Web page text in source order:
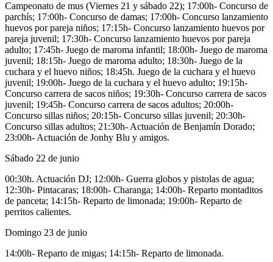
Campeonato de mus (Viernes 21 y sábado 22); 17:00h- Concurso de
parchís; 17:00h- Concurso de damas; 17:00h- Concurso lanzamiento
huevos por pareja niños; 17:15h- Concurso lanzamiento huevos por
pareja juvenil; 17:30h- Concurso lanzamiento huevos por pareja
adulto; 17:45h- Juego de maroma infantil; 18:00h- Juego de maroma
juvenil; 18:15h- Juego de maroma adulto; 18:30h- Juego de la
cuchara y el huevo niños; 18:45h. Juego de la cuchara y el huevo
juvenil; 19:00h- Juego de la cuchara y el huevo adulto; 19:15h-
Concurso carrera de sacos niños; 19:30h- Concurso carrera de sacos
juvenil; 19:45h- Concurso carrera de sacos adultos; 20:00h-
Concurso sillas niños; 20:15h- Concurso sillas juvenil; 20:30h-
Concurso sillas adultos; 21:30h- Actuación de Benjamín Dorado;
23:00h- Actuación de Jonhy Blu y amigos.
Sábado 22 de junio
00:30h. Actuación DJ; 12:00h- Guerra globos y pistolas de agua;
12:30h- Pintacaras; 18:00h- Charanga; 14:00h- Reparto montaditos
de panceta; 14:15h- Reparto de limonada; 19:00h- Reparto de
perritos calientes.
Domingo 23 de junio
14:00h- Reparto de migas; 14:15h- Reparto de limonada.